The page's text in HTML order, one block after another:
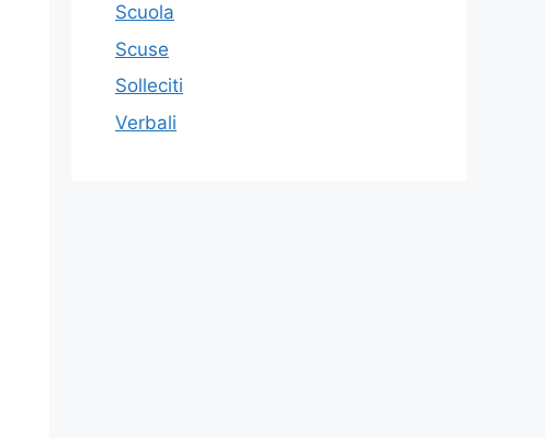
Scuola
Scuse
Solleciti
Verbali